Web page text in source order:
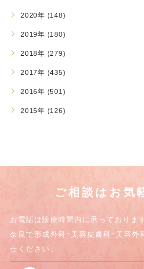
2020年 (148)
2019年 (180)
2018年 (279)
2017年 (435)
2016年 (501)
2015年 (126)
ご相談はお気
お電話は診療時間内に承っておりま
奈良で形成外科･美容皮膚科･美容外
せください。